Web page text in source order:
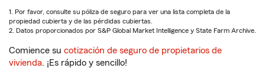
1. Por favor, consulte su póliza de seguro para ver una lista completa de la
propiedad cubierta y de las pérdidas cubiertas.
2. Datos proporcionados por S&P Global Market Intelligence y State Farm Archive.
Comience su cotización de seguro de propietarios de
vivienda. ¡Es rápido y sencillo!